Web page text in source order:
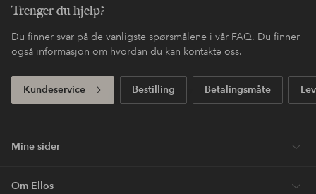
Trenger du hjelp?
Du finner svar på de vanligste spørsmålene i vår FAQ. Du finner
også informasjon om hvordan du kan kontakte oss.
Kundeservice Bestilling Betalingsmåte
Mine sider
Om Ellos